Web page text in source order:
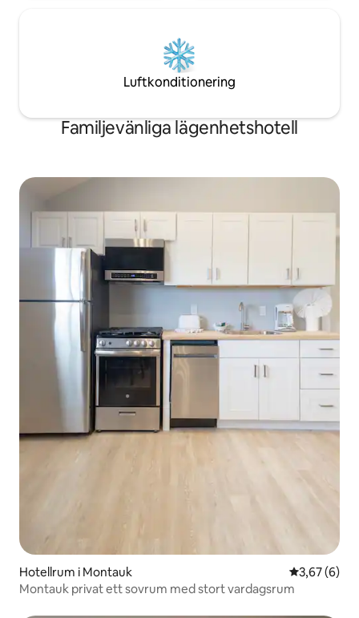
Luftkonditionering
Familjevänliga lägenhetshotell
Hotellrum i Montauk 3,67 av 5 i
3,67 (6)
Montauk privat ett sovrum med stort vardagsrum